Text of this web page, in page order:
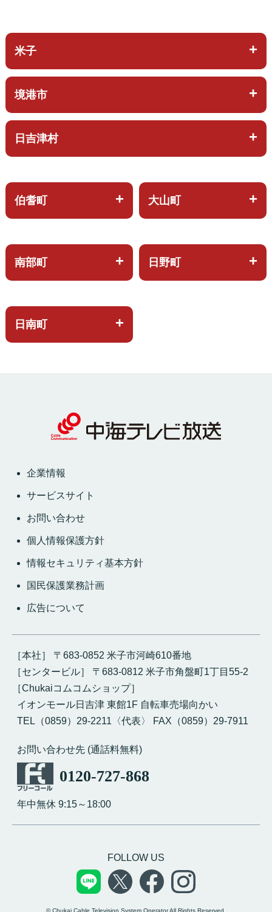
米子
境港市
日吉津村
伯耆町 大山町
南部町 日野町
日南町
企業情報
サービスサイト
お問い合わせ
個人情報保護方針
情報セキュリティ基本方針
国民保護業務計画
広告について
［本社］ 〒683-0852 米子市河崎610番地
［センタービル］ 〒683-0812 米子市角盤町1丁目55-2
［Chukaiコムコムショップ］
イオンモール日吉津 東館1F 自転車売場向かい
TEL（0859）29-2211〈代表〉 FAX（0859）29-7911
お問い合わせ先 (通話料無料)
0120-727-868
年中無休 9:15～18:00
FOLLOW US
© Chukai Cable Television System Operator All Rights Reserved.